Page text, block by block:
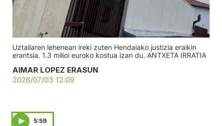
Uztailaren lehenean ireki zuten Hendaiako justizia eraikin
erantsia. 1.3 milioi euroko kostua izan du. ANTXETA IRRATIA
AIMAR LOPEZ ERASUN
2026/07/03 12:09
5:59